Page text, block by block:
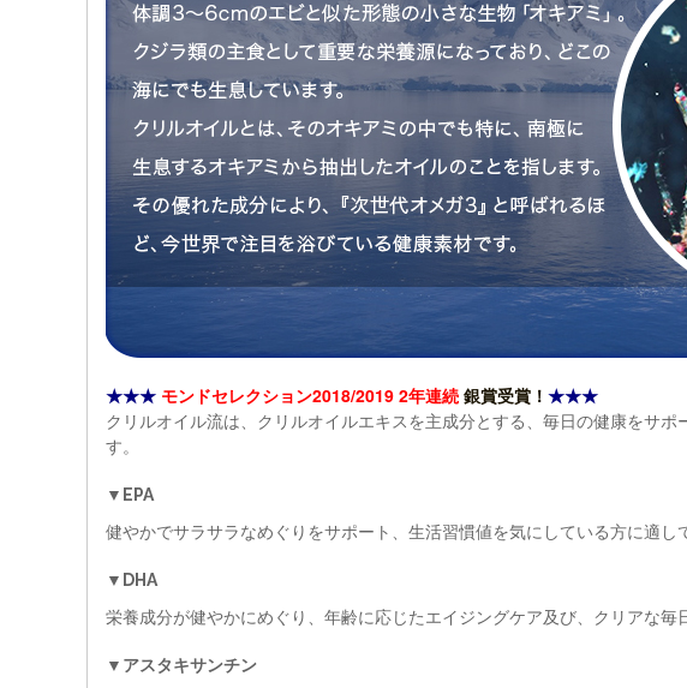
★★★ モンドセレクション2018/2019 2年連続 銀賞受賞！ ★★★
クリルオイル流は、クリルオイルエキスを主成分とする、毎日の健康をサ
す。
▼EPA
健やかでサラサラなめぐりをサポート、生活習慣値を気にしている方に適し
▼DHA
栄養成分が健やかにめぐり、年齢に応じたエイジングケア及び、クリアな毎
▼アスタキサンチン